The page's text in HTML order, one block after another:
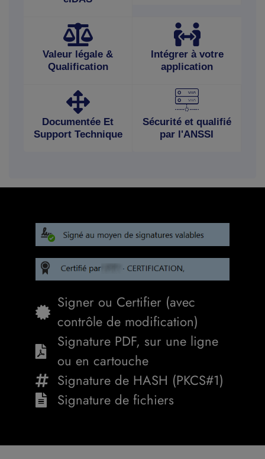
Valeur légale &
Qualification
Intégrer à votre
application
Documentée Et
Support Technique
Sécurité et qualifié
par l'ANSSI
Signer ou Certifier (avec
contrôle de modification)
Signature PDF, sur une ligne
ou en cartouche
Signature de HASH (PKCS#1)
Signature de fichiers